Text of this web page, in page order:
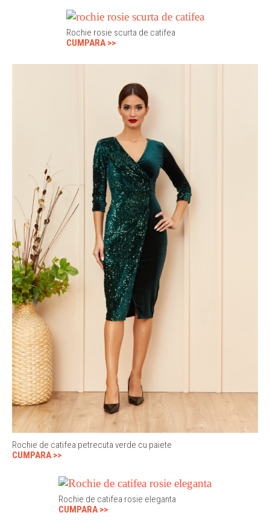
Rochie rosie scurta de catifea
CUMPARA >>
Rochie de catifea petrecuta verde cu paiete
CUMPARA >>
Rochie de catifea rosie eleganta
CUMPARA >>